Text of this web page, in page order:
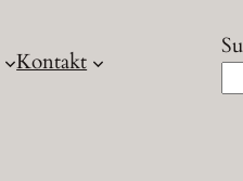
Kontakt